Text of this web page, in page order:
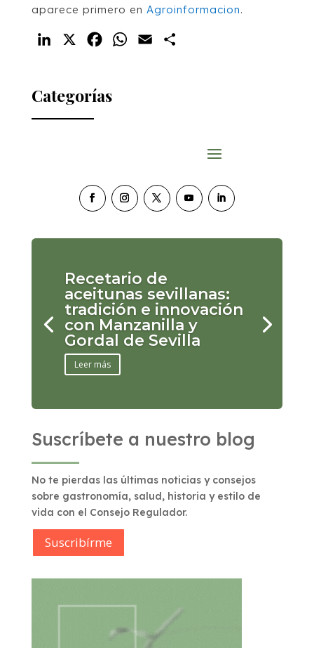
aparece primero en Agroinformacion.
LinkedIn FacebookWhatsApp
Email
Categorías
Recetario de
aceitunas sevillanas:
tradición e innovación
con Manzanilla y
Gordal de Sevilla
Leer más
Suscríbete a nuestro blog
No te pierdas las últimas noticias y consejos
sobre gastronomía, salud, historia y estilo de
vida con el Consejo Regulador.
Suscribírme